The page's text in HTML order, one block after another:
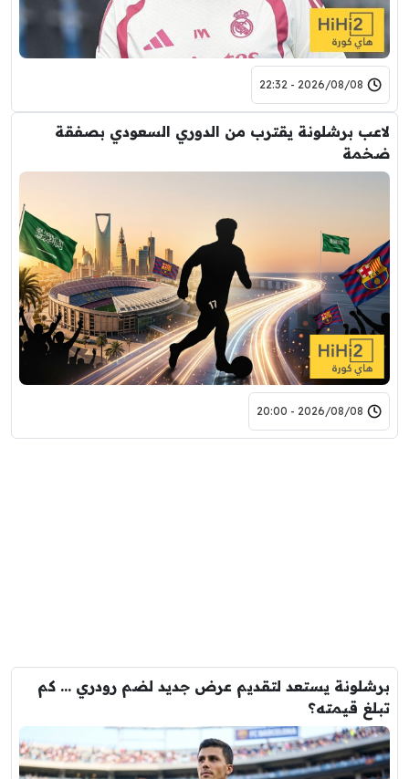
2026/08/08 - 22:32
لاعب برشلونة يقترب من الدوري السعودي بصفقة
ضخمة
2026/08/08 - 20:00
برشلونة يستعد لتقديم عرض جديد لضم رودري … كم
تبلغ قيمته؟